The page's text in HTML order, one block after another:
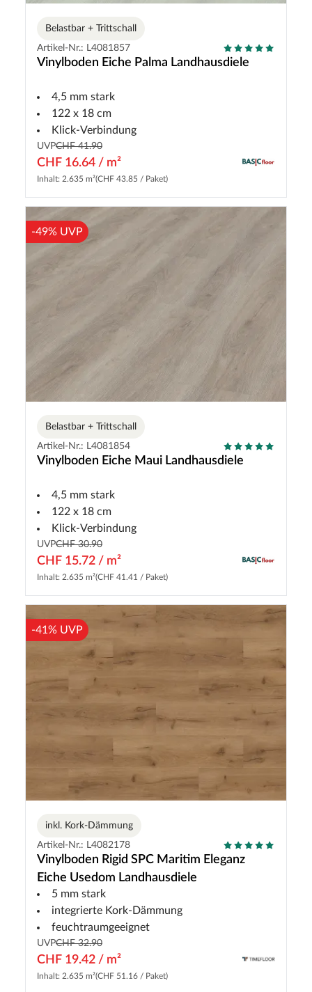
Belastbar + Trittschall
Artikel-Nr.: L4081857
Vinylboden Eiche Palma Landhausdiele
4,5 mm stark
122 x 18 cm
Klick-Verbindung
UVPCHF 41.90
CHF 16.64 / m²
Inhalt: 2.635 m²(CHF 43.85 / Paket)
-49% UVP
Belastbar + Trittschall
Artikel-Nr.: L4081854
Vinylboden Eiche Maui Landhausdiele
4,5 mm stark
122 x 18 cm
Klick-Verbindung
UVPCHF 30.90
CHF 15.72 / m²
Inhalt: 2.635 m²(CHF 41.41 / Paket)
-41% UVP
inkl. Kork-Dämmung
Artikel-Nr.: L4082178
Vinylboden Rigid SPC Maritim Eleganz
Eiche Usedom Landhausdiele
5 mm stark
integrierte Kork-Dämmung
feuchtraumgeeignet
UVPCHF 32.90
CHF 19.42 / m²
Inhalt: 2.635 m²(CHF 51.16 / Paket)